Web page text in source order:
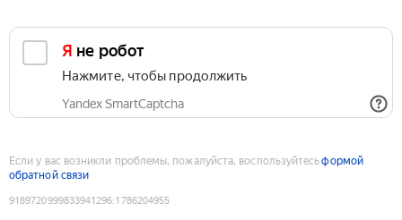
Я не робот
Нажмите, чтобы продолжить
Yandex SmartCaptcha
Если у вас возникли проблемы, пожалуйста, воспользуйтесьформой
обратной связи
9189720999833941296:1786204955